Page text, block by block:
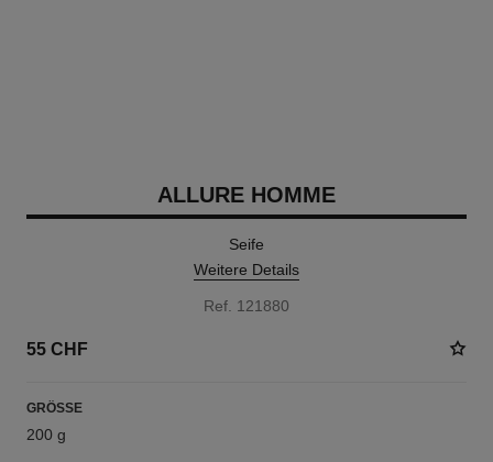
ALLURE HOMME
Seife
Weitere Details
Ref. 121880
55 CHF
GRÖSSE
200 g